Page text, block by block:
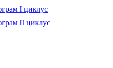
I циклус
II циклус